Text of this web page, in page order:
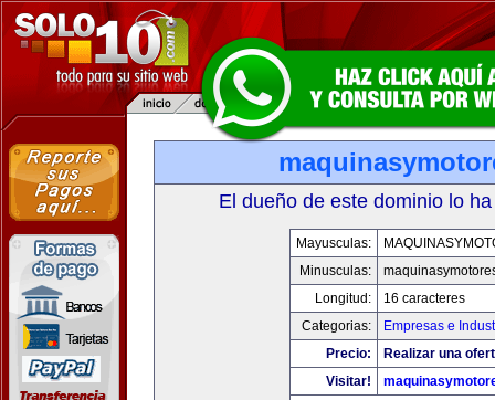
El dueño de este dominio lo
Mayusculas:
Minusculas:
Longitud:
16 caracteres
Categorias:
Empresas e
Precio:
Realizar una
Visitar!